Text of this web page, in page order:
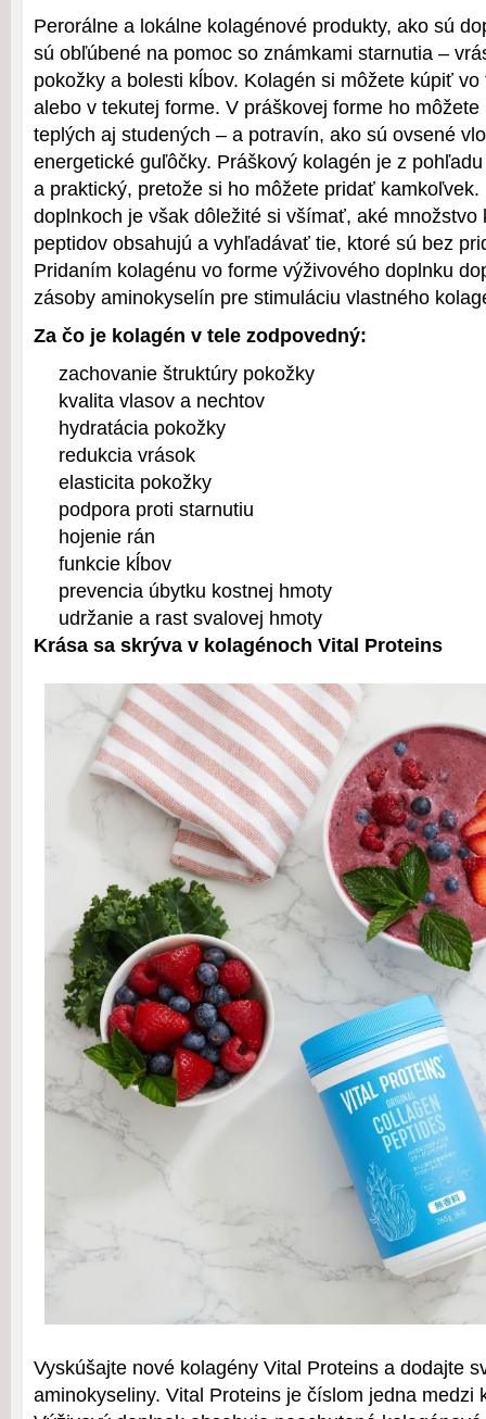
Perorálne a lokálne kolagénové produkty, ako sú
sú obľúbené na pomoc so známkami starnutia –
pokožky a bolesti kĺbov. Kolagén si môžete kúpiť
alebo v tekutej forme. V práškovej forme ho
teplých aj studených – a potravín, ako sú ovsené
energetické guľôčky. Práškový kolagén je z
a praktický, pretože si ho môžete pridať kamkoľvek.
doplnkoch je však dôležité si všímať, aké množstvo
peptidov obsahujú a vyhľadávať tie, ktoré sú bez
Pridaním kolagénu vo forme výživového doplnku
zásoby aminokyselín pre stimuláciu vlastného
Za čo je kolagén v tele zodpovedný:
zachovanie štruktúry pokožky
kvalita vlasov a nechtov
hydratácia pokožky
redukcia vrások
elasticita pokožky
podpora proti starnutiu
hojenie rán
funkcie kĺbov
prevencia úbytku kostnej hmoty
udržanie a rast svalovej hmoty
Krása sa skrýva v kolagénoch Vital Proteins
Vyskúšajte nové kolagény Vital Proteins a dodajte
aminokyseliny. Vital Proteins je číslom jedna medzi